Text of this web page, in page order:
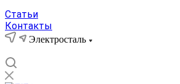
Статьи
Контакты
Электросталь